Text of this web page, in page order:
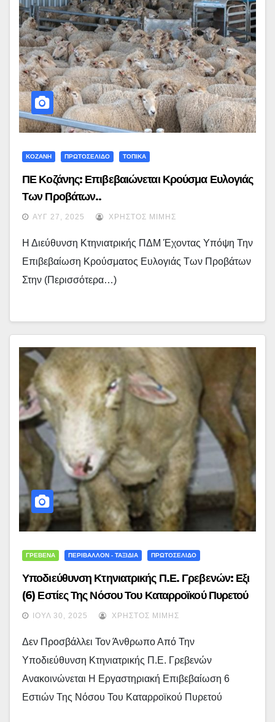
ΚΟΖΑΝΗ ΠΡΩΤΟΣΕΛΙΔΟ ΤΟΠΙΚΑ
ΠΕ Κοζάνης: Επιβεβαιώνεται Κρούσμα Ευλογιάς
Των Προβάτων..
ΑΥΓ 27, 2025 ΧΡΉΣΤΟΣ ΜΊΜΗΣ
Η Διεύθυνση Κτηνιατρικής ΠΔΜ Έχοντας Υπόψη Την
Επιβεβαίωση Κρούσματος Ευλογιάς Των Προβάτων
Στην (περισσότερα…)
ΓΡΕΒΕΝΑ ΠΕΡΙΒΑΛΛΟΝ - ΤΑΞΙΔΙΑ ΠΡΩΤΟΣΕΛΙΔΟ
Υποδιεύθυνση Κτηνιατρικής Π.Ε. Γρεβενών: Εξι
(6) Εστίες Της Νόσου Του Καταρροϊκού Πυρετού
Του Προβάτου Στα Γρεβενά – Δείτε Που
ΙΟΎΛ 30, 2025 ΧΡΉΣΤΟΣ ΜΊΜΗΣ
Δεν Προσβάλλει Τον Άνθρωπο Από Την
Υποδιεύθυνση Κτηνιατρικής Π.Ε. Γρεβενών
Ανακοινώνεται Η Εργαστηριακή Επιβεβαίωση 6
Εστιών Της Νόσου Του Καταρροϊκού Πυρετού